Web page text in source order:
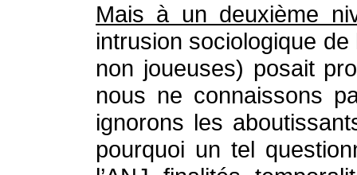
Mais à un deuxième
intrusion sociologique de
non joueuses) posait
nous ne connaissons
ignorons les
pourquoi un tel